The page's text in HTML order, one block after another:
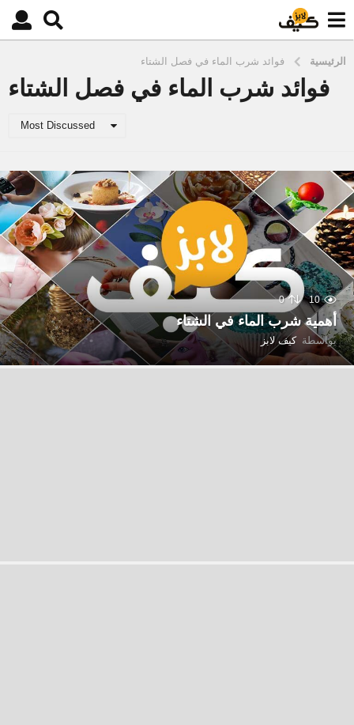
الرئيسية فوائد شرب الماء في فصل الشتاء
فوائد شرب الماء في فصل الشتاء
Most Discussed
10
0
أهمية شرب الماء في الشتاء
بواسطة كيف لابز